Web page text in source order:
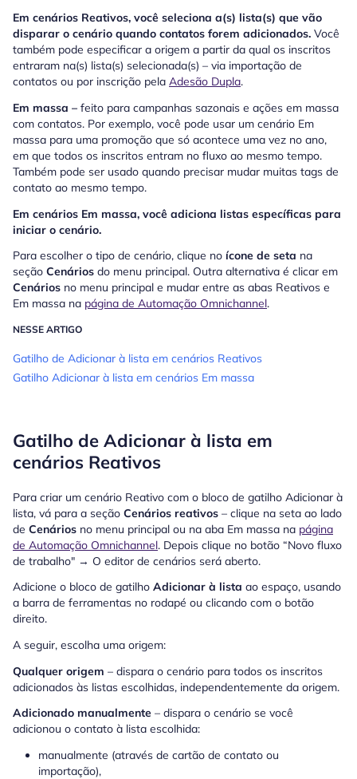
Em cenários Reativos, você seleciona a(s) lista(s) que vão
disparar o cenário quando contatos forem adicionados. Você
também pode especificar a origem a partir da qual os inscritos
entraram na(s) lista(s) selecionada(s) – via importação de
contatos ou por inscrição pela Adesão Dupla.
Em massa – feito para campanhas sazonais e ações em massa
com contatos. Por exemplo, você pode usar um cenário Em
massa para uma promoção que só acontece uma vez no ano,
em que todos os inscritos entram no fluxo ao mesmo tempo.
Também pode ser usado quando precisar mudar muitas tags de
contato ao mesmo tempo.
Em cenários Em massa, você adiciona listas específicas para
iniciar o cenário.
Para escolher o tipo de cenário, clique no ícone de seta na
seção Cenários do menu principal. Outra alternativa é clicar em
Cenários no menu principal e mudar entre as abas Reativos e
Em massa na página de Automação Omnichannel.
NESSE ARTIGO
Gatilho de Adicionar à lista em cenários Reativos
Gatilho Adicionar à lista em cenários Em massa
Gatilho de Adicionar à lista em
cenários Reativos
Para criar um cenário Reativo com o bloco de gatilho Adicionar à
lista, vá para a seção Cenários reativos – clique na seta ao lado
de Cenários no menu principal ou na aba Em massa na página
de Automação Omnichannel. Depois clique no botão “Novo fluxo
de trabalho" → O editor de cenários será aberto.
Adicione o bloco de gatilho Adicionar à lista ao espaço, usando
a barra de ferramentas no rodapé ou clicando com o botão
direito.
A seguir, escolha uma origem:
Qualquer origem – dispara o cenário para todos os inscritos
adicionados às listas escolhidas, independentemente da origem.
Adicionado manualmente – dispara o cenário se você
adicionou o contato à lista escolhida:
manualmente (através de cartão de contato ou
importação),